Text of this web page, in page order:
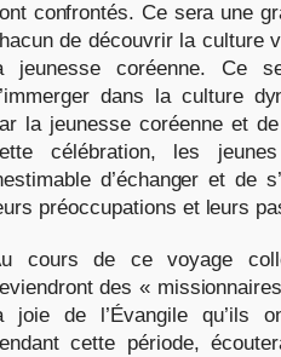
confrontés. Ce sera une
de découvrir la culture
jeunesse coréenne. Ce
dans la culture
la jeunesse coréenne et
célébration, les
d’échanger et de
préoccupations et leurs
cours de ce voyage
des «
joie de l’Évangile qu’ils
cette période,